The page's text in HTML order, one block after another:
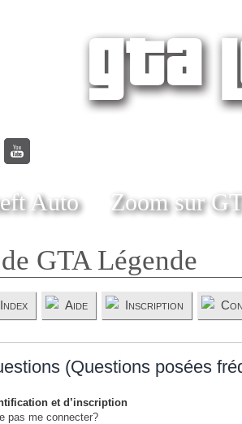
Auto Zoom sur
GTA Légende
Index Aide Inscription
(Questions posées
et d’inscription
pas me connecter?